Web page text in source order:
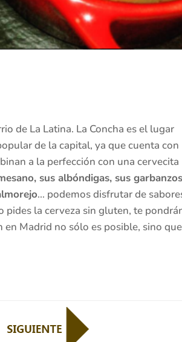
de La Latina. La Concha es el lugar
de la capital, ya que cuenta con
a la perfección con una cervecita
sus albóndigas, sus garbanzos
… podemos disfrutar de
pides la cerveza sin gluten, te
en Madrid no sólo es posible, sino que